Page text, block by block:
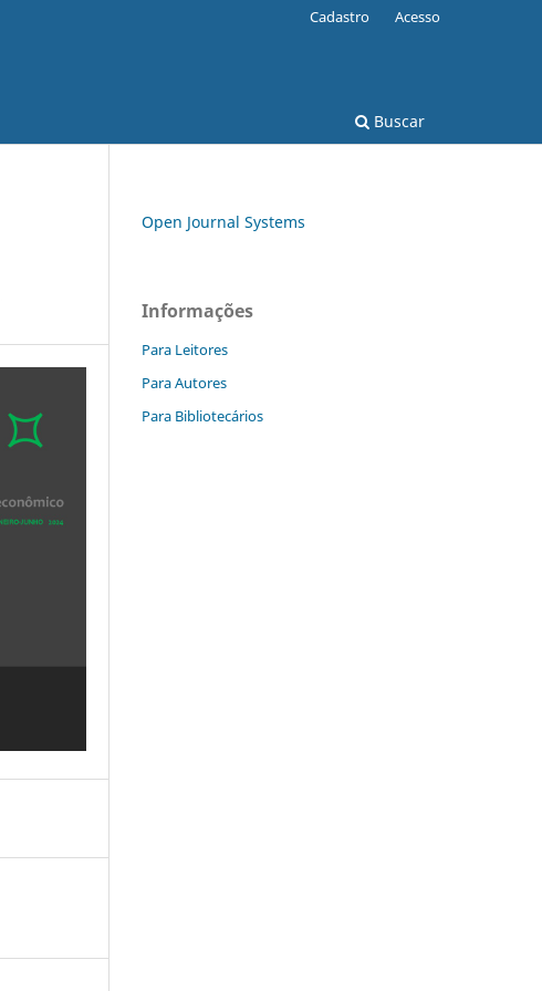
Buscar
Cadastro Acesso
Open Journal Systems
Informações
Para Leitores
Para Autores
Para Bibliotecários